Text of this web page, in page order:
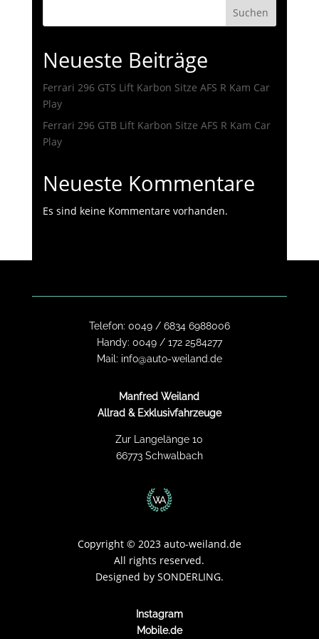
Suchen
Neueste Beiträge
Ferrari 296 GTS Lift Karbon Sitze AFS R Kam Car
Play
Ferrari 296 GTB Lift Karbon Sitze AFS R Kam Car
Play
Neueste Kommentare
Es sind keine Kommentare vorhanden.
Telefon: 0049 / 6834 6988006
Handy: 0049 / 172 2584277
Mail: info@auto-weiland.de
Manfred Weiland
Allrad & Exklusivfahrzeuge
Zur Langelänge 10
66773 Schwalbach
Copyright © 2023 auto-weiland.de
All rights reserved.
Designed by SONDERLING.
Instagram
Mobile.de